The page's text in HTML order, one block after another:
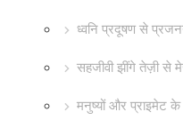
ध्वनि प्रदूषण से
सहजीवी झींगे तेज़ी से
मनुष्यों और प्राइमेट